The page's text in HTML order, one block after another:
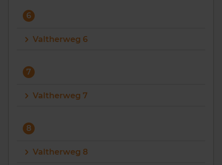
6
Valtherweg 6
7
Valtherweg 7
8
Valtherweg 8